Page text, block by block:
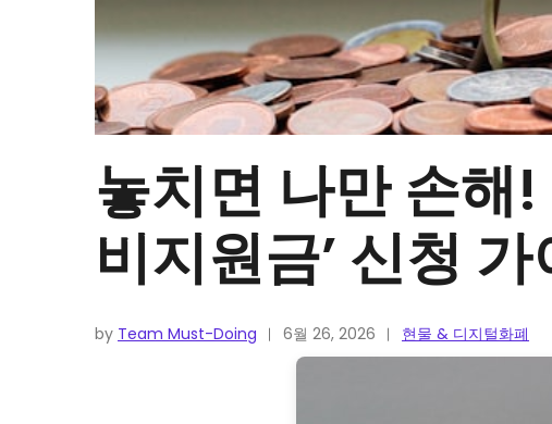
놓치면 나만 손해
비지원금’ 신청
by Team Must-Doing 6월 26, 2026 현물 & 디지털화폐